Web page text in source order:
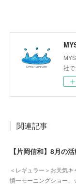
社で
関連記事
【片岡信和】8月の
＜レギュラー＞お天気
慎一モーニングショー